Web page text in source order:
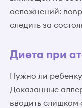
осложнений:
следить за
Диета при
Нужно ли
Доказанные
вводить слишком